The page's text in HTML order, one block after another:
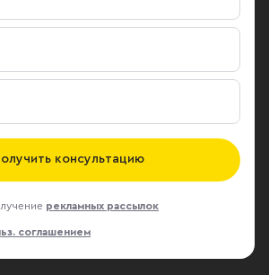
консультацию
рекламных рассылок
соглашением